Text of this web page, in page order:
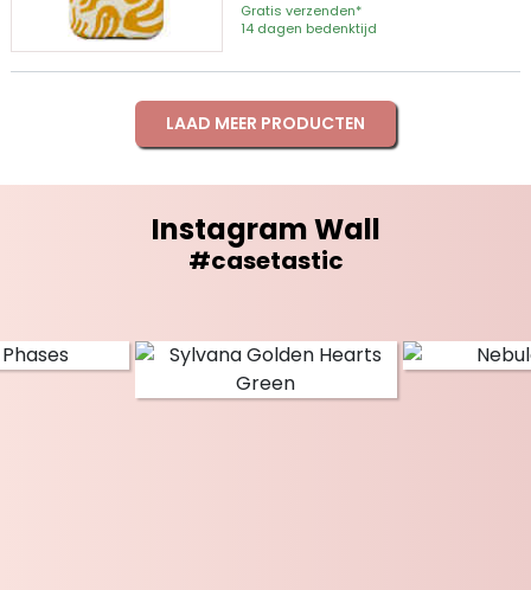
Gratis verzenden*
14 dagen bedenktijd
LAAD MEER PRODUCTEN
Instagram Wall
#casetastic